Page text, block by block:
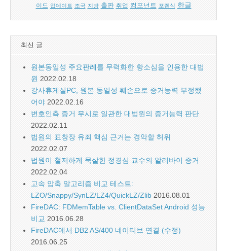
이드 업데이트 조국 지방 출판 취업 컴포넌트 포렌식 한글
최신 글
원본동일성 주요판례를 무력화한 항소심을 인용한 대법
원 2022.02.18
강사휴게실PC, 원본 동일성 훼손으로 증거능력 부정했
어야 2022.02.16
변호인측 증거 무시로 일관한 대법원의 증거능력 판단
2022.02.11
법원의 표창장 유죄 핵심 근거는 경악할 허위
2022.02.07
법원이 철저하게 묵살한 정경심 교수의 알리바이 증거
2022.02.04
고속 압축 알고리즘 비교 테스트:
LZO/Snappy/SynLZ/LZ4/QuickLZ/Zlib 2016.08.01
FireDAC: FDMemTable vs. ClientDataSet Android 성능
비교 2016.06.28
FireDAC에서 DB2 AS/400 네이티브 연결 (수정)
2016.06.25